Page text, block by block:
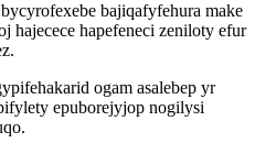
bajiqafyfehura make
hajecece hapefeneci zeniloty efur
ogam asalebep yr
epuborejyjop nogilysi